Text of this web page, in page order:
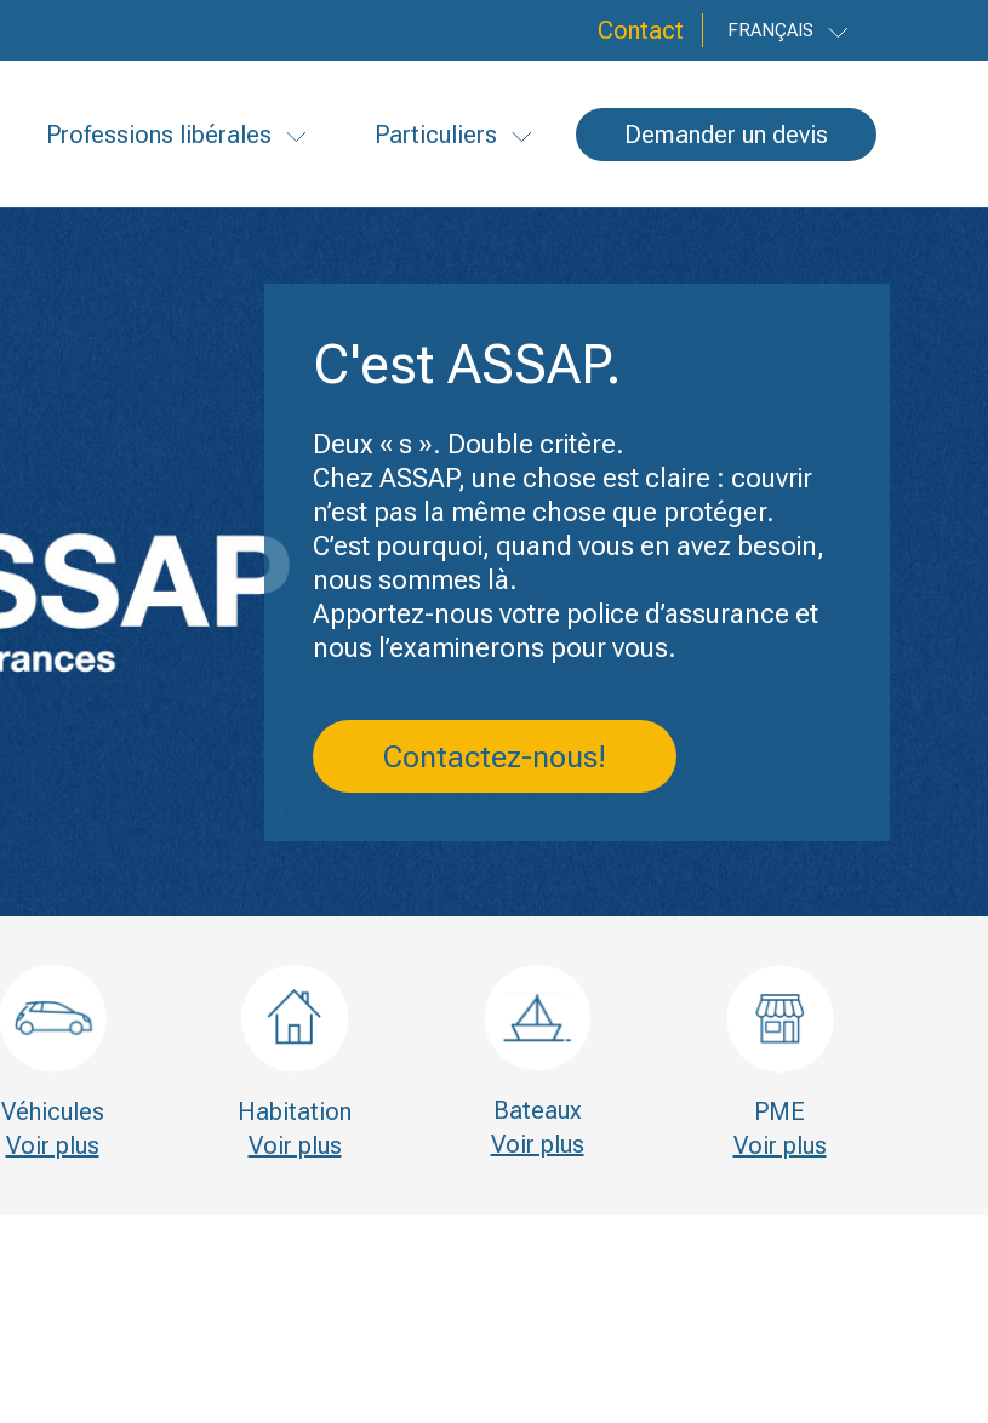
Contact FRANÇAIS
Professions libérales Particuliers Demander un devis
C'est ASSAP.
Deux « s ». Double critère.
Chez ASSAP, une chose est claire : couvrir
n’est pas la même chose que protéger.
C’est pourquoi, quand vous en avez besoin,
nous sommes là.
Apportez-nous votre police d’assurance et
nous l’examinerons pour vous.
Contactez-nous!
Véhicules
Voir plus
Habitation
Voir plus
Bateaux
Voir plus
PME
Voir plus